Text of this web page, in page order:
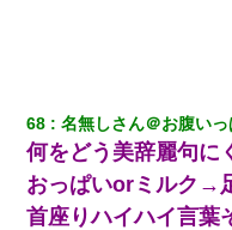
68 名無しさん＠お腹いっ
何をどう美辞麗句に
おっぱいorミルク→
首座りハイハイ言葉